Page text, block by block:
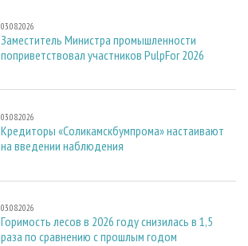
03.08.2026
Заместитель Министра промышленности
поприветствовал участников PulpFor 2026
03.08.2026
Кредиторы «Соликамскбумпрома» настаивают
на введении наблюдения
03.08.2026
Горимость лесов в 2026 году снизилась в 1,5
раза по сравнению с прошлым годом